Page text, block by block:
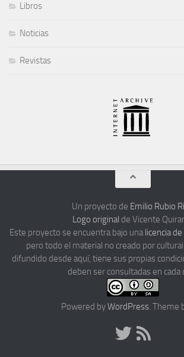
Libros
Noticias
Revistas
Un proyecto de Emilio Rubio
Logo original de Vicente
Este proyecto se encuentra bajo unalicencia
pero todo el material no creado por
difundido desde aquí, tiene sus propias
deben ser consultadas en cada
Powered byWordPress. Theme